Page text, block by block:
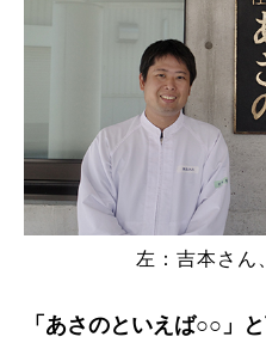
左：吉本さん
「あさのといえば○○」